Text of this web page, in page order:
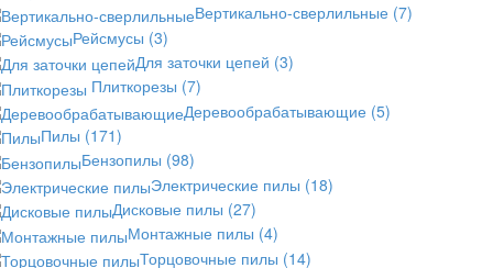
Вертикально-сверлильные (7)
Рейсмусы (3)
Для заточки цепей (3)
Плиткорезы (7)
Деревообрабатывающие (5)
Пилы (171)
Бензопилы (98)
Электрические пилы (18)
Дисковые пилы (27)
Монтажные пилы (4)
Торцовочные пилы (14)